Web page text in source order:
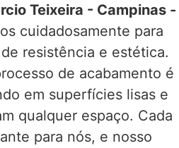
Teixeira - Campinas -
cuidadosamente para
resistência e estética.
de acabamento é
em superfícies lisas e
qualquer espaço. Cada
para nós, e nosso